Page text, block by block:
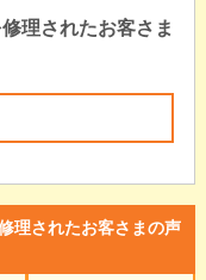
理されたお客さま
理されたお客さまの声